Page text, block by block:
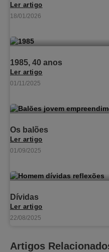
Ler artigo
18/01/2026
1985, 40 anos
Ler artigo
01/11/2025
Os balões
Ler artigo
01/09/2025
Dívidas
Ler artigo
22/08/2025
Artigos